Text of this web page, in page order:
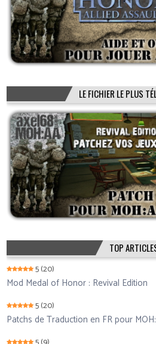
LE FICHIER LE PLUS
TOP
5(20)
Mod Medal of Honor : Revival Edition
5(20)
Patchs de Traduction en FR pour